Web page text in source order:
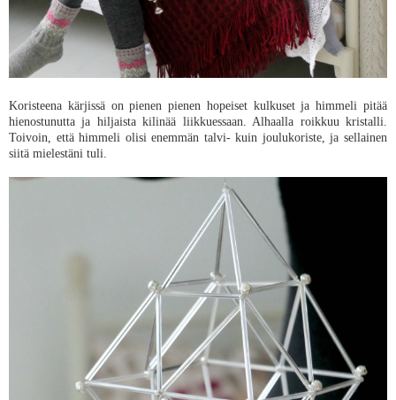
Koristeena kärjissä on pienen pienen hopeiset kulkuset ja himmeli pitää
hienostunutta ja hiljaista kilinää liikkuessaan. Alhaalla roikkuu kristalli.
Toivoin, että himmeli olisi enemmän talvi- kuin joulukoriste, ja sellainen
siitä mielestäni tuli.